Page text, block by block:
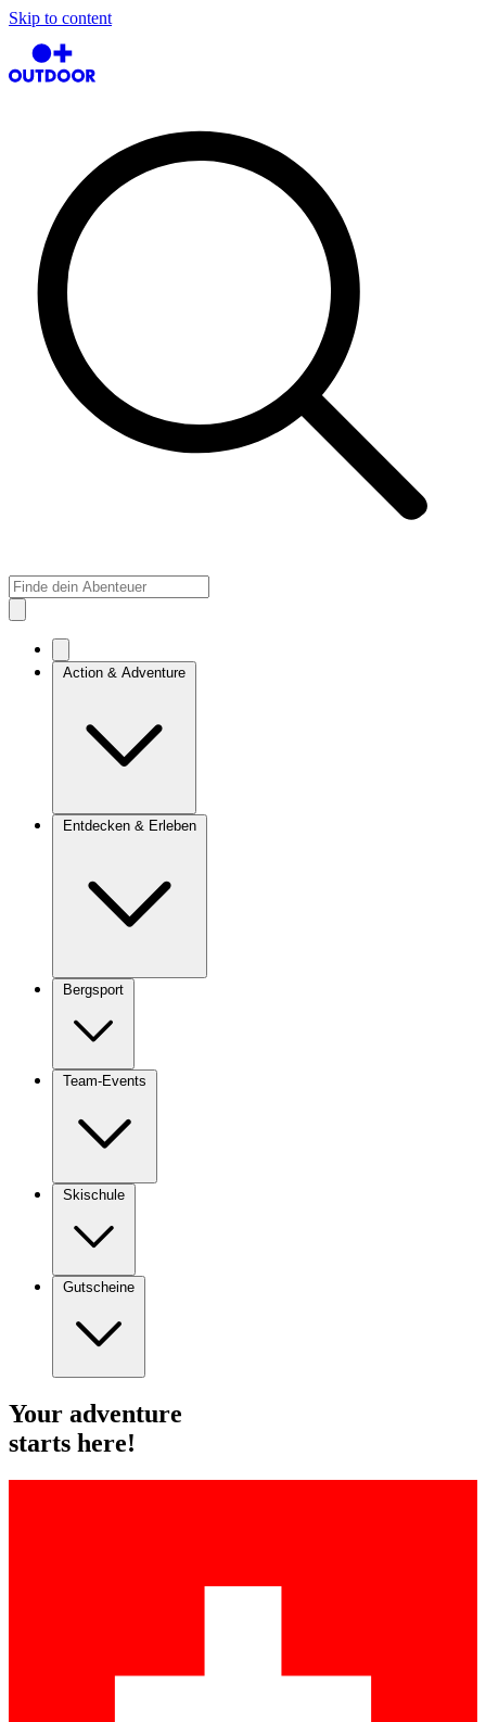
Skip to content
Action & Adventure
Entdecken & Erleben
Bergsport
Team-Events
Skischule
Gutscheine
Your adventure
starts here!